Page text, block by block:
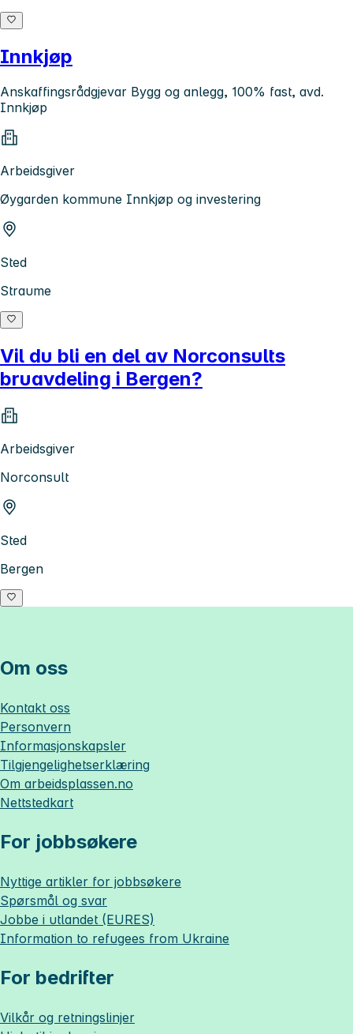
Innkjøp
Anskaffingsrådgjevar Bygg og anlegg, 100% fast, avd.
Innkjøp
Arbeidsgiver
Øygarden kommune Innkjøp og investering
Sted
Straume
Vil du bli en del av Norconsults
bruavdeling i Bergen?
Arbeidsgiver
Norconsult
Sted
Bergen
Om oss
Kontakt oss
Personvern
Informasjonskapsler
Tilgjengelighetserklæring
Om arbeidsplassen.no
Nettstedkart
For jobbsøkere
Nyttige artikler for jobbsøkere
Spørsmål og svar
Jobbe i utlandet (EURES)
Information to refugees from Ukraine
For bedrifter
Vilkår og retningslinjer